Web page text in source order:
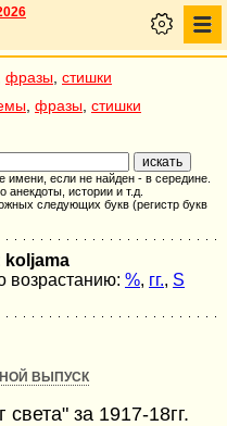
фразы стишки
фразы стишки
имени, если не найден - в середине.
анекдоты, истории и т.д.
следующих букв (регистр букв
koljama
%, гг., S
ВЫПУСК
за 1917-18гг.